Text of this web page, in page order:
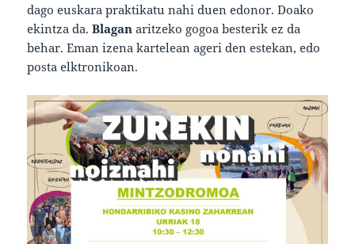
dago euskara praktikatu nahi duen edonor. Doako
ekintza da.Blagan aritzeko gogoa besterik ez da
behar. Eman izena kartelean ageri den estekan, edo
posta elktronikoan.